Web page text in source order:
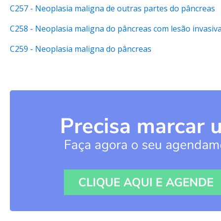
C257 - Neoplasia maligna de outras partes do pâncreas
C258 - Neoplasia maligna do pâncreas com lesão
C259 - Neoplasia maligna do pâncreas